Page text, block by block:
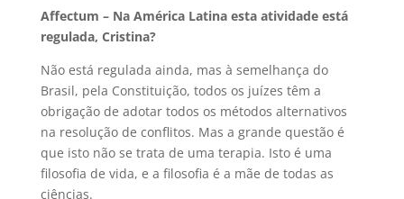
Affectum – Na América Latina esta atividade está
regulada, Cristina?
Não está regulada ainda, mas à semelhança do
Brasil, pela Constituição, todos os juízes têm a
obrigação de adotar todos os métodos alternativos
na resolução de conflitos. Mas a grande questão é
que isto não se trata de uma terapia. Isto é uma
filosofia de vida, e a filosofia é a mãe de todas as
ciências.